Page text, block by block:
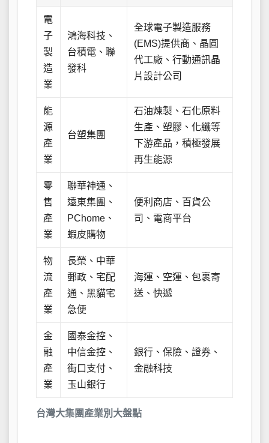
台灣大集團產業別大盤點
電
子
製
造
業
鴻海科技、
台積電、聯
發科
全球電子製造服務
(EMS)提供商、晶圓
代工廠、行動通訊晶
片設計公司
能
源
產
業
台塑集團
石油煉製、石化原料
生產、塑膠、化纖等
下游產品，積極發展
再生能源
零
售
產
業
聯華神通、
遠東集團、
PChome、
蝦皮購物
便利商店、百貨公
司、電商平台
物
流
產
業
長榮、中華
郵政、宅配
通、黑貓宅
急便
海運、空運、包裹寄
送、快遞
金
融
產
業
國泰金控、
中信金控、
街口支付、
玉山銀行
銀行、保險、證券、
金融科技